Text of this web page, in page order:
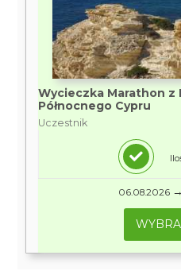
Wycieczka Marathon z
Północnego Cypru
Uczestnik
06.08.2026 →